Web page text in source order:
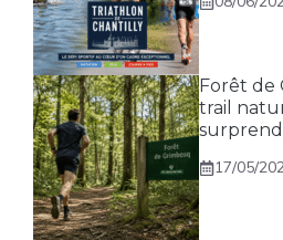
Forêt de
trail
17/05/